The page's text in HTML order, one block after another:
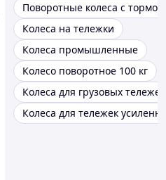
Поворотные колеса с
Колеса на тележки
Колеса промышленные
Колесо поворотное 100 кг
Колеса для грузовых тележек
Колеса для тележек